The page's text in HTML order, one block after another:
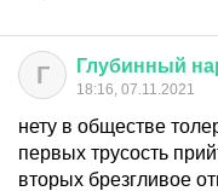
Г Глубинный
18:16, 07.11.2021
нету в обществе
первых трусость
вторых брезгливое